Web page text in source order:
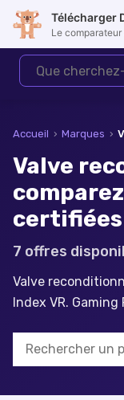
Accueil › Marques ›
Valve
certifiées
7 offres
Valve
Index VR.
Télécharger
Le